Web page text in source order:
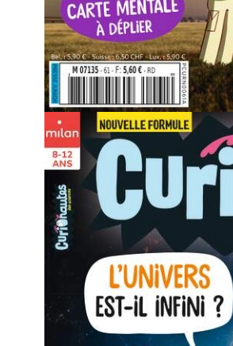
À quoi
abonnement
des sciences ?
Un récit documentaire
Une expérience facile